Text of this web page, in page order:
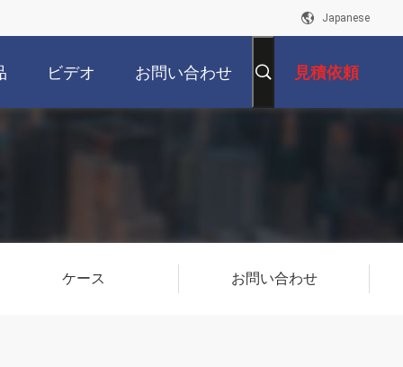
Japanese
ビデオ お問い合わせ 見積依頼
ケース お問い合わせ